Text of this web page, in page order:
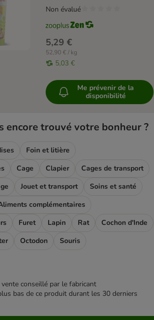
5,29 €
52,90 € / kg
5,03 €
Non évalué
Me prévenir de la
disponibilité
encore trouvé votre bonheur ?
Foin et litière
Cage Clapier
Cages de transport
Jouet et transport
Soins et santé
complémentaires
Furet Lapin Rat
Cochon d'Inde
Octodon Souris
conseillé par le fabricant
bas de ce produit durant les 30 derniers